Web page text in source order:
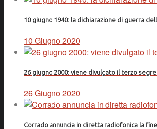
10 giugno 1940: la dichiarazione di guerra
10 Giugno 2020
26 giugno 2000: viene divulgato il terzo
26 Giugno 2020
Corrado annuncia in diretta radiofonica la